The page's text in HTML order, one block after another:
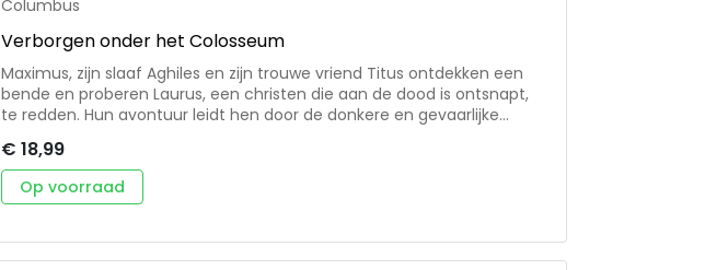
Columbus
Verborgen onder het Colosseum
Maximus, zijn slaaf Aghiles en zijn trouwe vriend Titus ontdekken een
bende en proberen Laurus, een christen die aan de dood is ontsnapt,
te redden. Hun avontuur leidt hen door de donkere en gevaarlijke
de bendeleden die hen achtervolgen. • 1e deel in de serie ‘In de
schaduw van Rome’ • spannend avontuur in het oude Rome rond 300
na Christus, een tijd waarin het gevaarlijk was om christen te zijn •
jongens en Junia, een voormalige slavin • in 6 andere talen vertaald •
voor 12+ Sophie de Mullenheim is een veelgeprezen Franse auteur van
€ 18,99
Op voorraad